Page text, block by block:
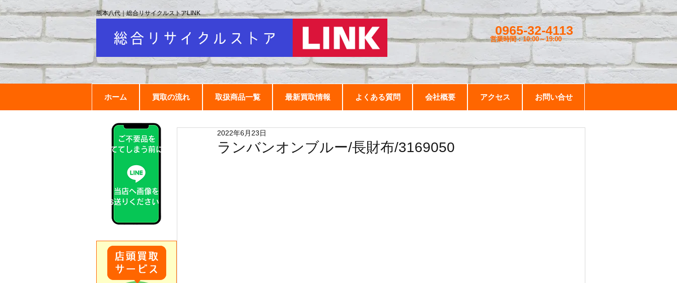
0965-32-4113
営業時間：10:00～19:00
ホーム 買取の流れ 取扱商品一覧 最新買取情報 よくある質問 会社概要 アクセス お問い合せ
熊本八代｜総合リサイクルストアLINK
ランバンオンブルー/長財布/3169050
2022年6月23日
ご不要品を
捨ててしまう前に！
当店へ画像を
お送りください！